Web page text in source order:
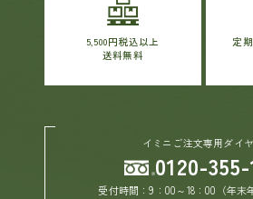
5,500円税込以上
送料無料
定
イミニご注文専用ダイ
0120-
受付時間：9：00～18：00（年末